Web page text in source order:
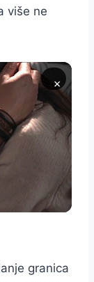
više ne
×
granica